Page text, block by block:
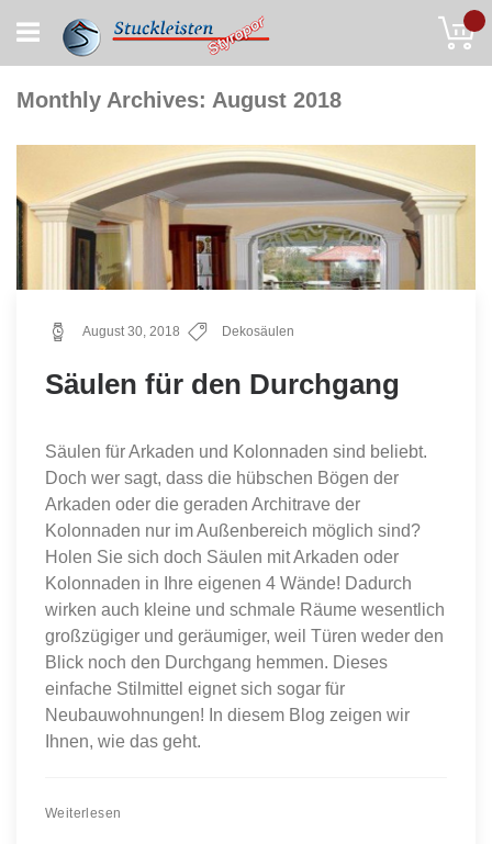
to
Content
Monthly Archives: August 2018
August 30, 2018 Dekosäulen
Säulen für den Durchgang
Säulen für Arkaden und Kolonnaden sind beliebt.
Doch wer sagt, dass die hübschen Bögen der
Arkaden oder die geraden Architrave der
Kolonnaden nur im Außenbereich möglich sind?
Holen Sie sich doch Säulen mit Arkaden oder
Kolonnaden in Ihre eigenen 4 Wände! Dadurch
wirken auch kleine und schmale Räume wesentlich
großzügiger und geräumiger, weil Türen weder den
Blick noch den Durchgang hemmen. Dieses
einfache Stilmittel eignet sich sogar für
Neubauwohnungen! In diesem Blog zeigen wir
Ihnen, wie das geht.
Weiterlesen